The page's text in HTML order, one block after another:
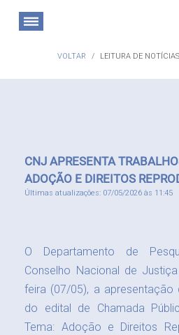
VOLTAR LEITURA DE NOTÍCIAS
CNJ APRESENTA
ADOÇÃO E DIREITOS
Últimas atualizações: 07/05/2026 às 11:45
O Departamento de
Conselho Nacional de
feira (07/05), a apresentação
do edital de Chamada
Tema: Adoção e Direitos